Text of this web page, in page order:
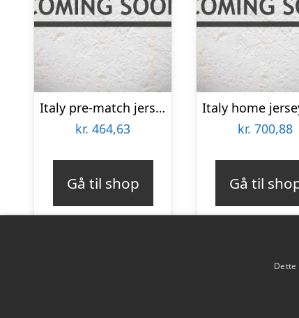
Italy pre-match jersey 2024 – mens-M
kr. 464,63
Gå til shop
kr. 700,88
Gå til
Dette